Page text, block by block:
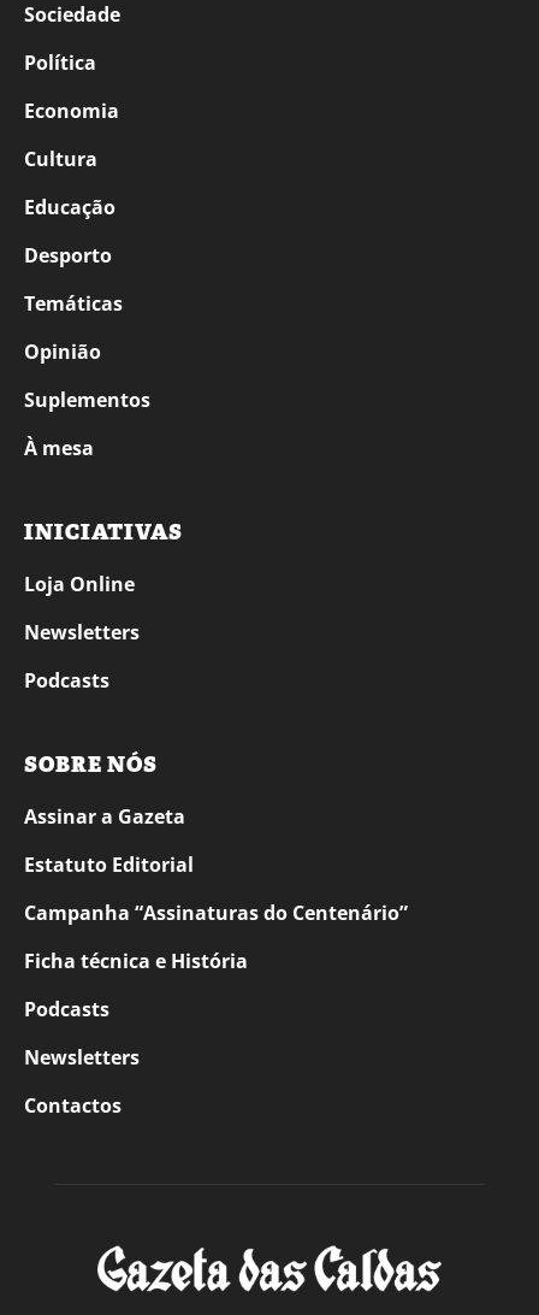
Sociedade
Política
Economia
Cultura
Educação
Desporto
Temáticas
Opinião
Suplementos
À mesa
INICIATIVAS
Loja Online
Newsletters
Podcasts
SOBRE NÓS
Assinar a Gazeta
Estatuto Editorial
Campanha “Assinaturas do Centenário”
Ficha técnica e História
Podcasts
Newsletters
Contactos